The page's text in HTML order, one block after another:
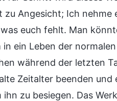
zu Angesicht; Ich
euch fehlt. Man
in ein Leben der
während der letzten
Zeitalter beenden
ihn zu besiegen. Das